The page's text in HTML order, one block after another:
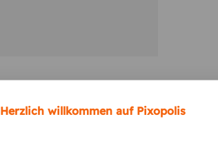
Herzlich willkommen auf Pixopolis